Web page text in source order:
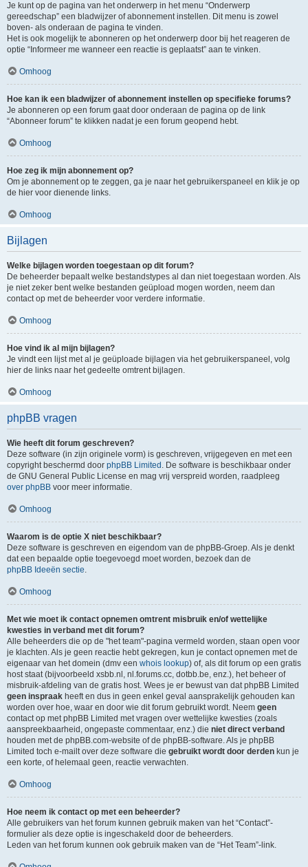
Je kunt op de pagina van het onderwerp in het menu “Onderwerp
gereedschap” een bladwijzer of abonnement instellen. Dit menu is zowel
boven- als onderaan de pagina te vinden.
Het is ook mogelijk te abonneren op het onderwerp door bij het reageren de
optie “Informeer me wanneer een reactie is geplaatst” aan te vinken.
Omhoog
Hoe kan ik een bladwijzer of abonnement instellen op specifieke forums?
Je abonneren op een forum gaat door onderaan de pagina op de link
“Abonneer forum” te klikken nadat je een forum geopend hebt.
Omhoog
Hoe zeg ik mijn abonnement op?
Om je abonnement op te zeggen, ga je naar het gebruikerspaneel en klik je op
de hier voor dienende links.
Omhoog
Bijlagen
Welke bijlagen worden toegestaan op dit forum?
De beheerder bepaalt welke bestandstypes al dan niet toegestaan worden. Als
je niet zeker bent welke bestanden geüpload mogen worden, neem dan
contact op met de beheerder voor verdere informatie.
Omhoog
Hoe vind ik al mijn bijlagen?
Je vindt een lijst met al je geüploade bijlagen via het gebruikerspaneel, volg
hier de links naar het gedeelte omtrent bijlagen.
Omhoog
phpBB vragen
Wie heeft dit forum geschreven?
Deze software (in zijn originele vorm) is geschreven, vrijgegeven en met een
copyright beschermd door phpBB Limited . De software is beschikbaar onder
de GNU General Public License en mag vrij verspreid worden, raadpleeg
over phpBB voor meer informatie.
Omhoog
Waarom is de optie X niet beschikbaar?
Deze software is geschreven en eigendom van de phpBB-Groep. Als je denkt
dat een bepaalde optie toegevoegd moet worden, bezoek dan de
phpBB Ideeën sectie.
Omhoog
Met wie moet ik contact opnemen omtrent misbruik en/of wettelijke
kwesties in verband met dit forum?
Alle beheerders die op de "het team"-pagina vermeld worden, staan open voor
je klachten. Als je geen reactie hebt gekregen, kun je contact opnemen met de
eigenaar van het domein (dmv een whois lookup) of, als dit forum op een gratis
host staat (bijvoorbeeld xsbb.nl, nl.forums.cc, dotbb.be, enz.), het beheer of
misbruik-afdeling van de gratis host. Wees je er bewust van dat phpBB Limited
geen inspraak heeft en dus in geen enkel geval aansprakelijk gehouden kan
worden over hoe, waar en door wie dit forum gebruikt wordt. Neem geen
contact op met phpBB Limited met vragen over wettelijke kwesties (zoals
aanspreekbaarheid, ongepaste commentaar, enz.) die niet direct verband
houden met de phpBB.com-website of de phpBB-software. Als je phpBB
Limited toch e-mailt over deze software die gebruikt wordt door derden kun je
een korte, of helemaal geen, reactie verwachten.
Omhoog
Hoe neem ik contact op met een beheerder?
Alle gebruikers van het forum kunnen gebruik maken van het “Contact”-
formulier als deze optie is ingeschakeld door de beheerders.
Leden van het forum kunnen ook gebruik maken van de “Het Team”-link.